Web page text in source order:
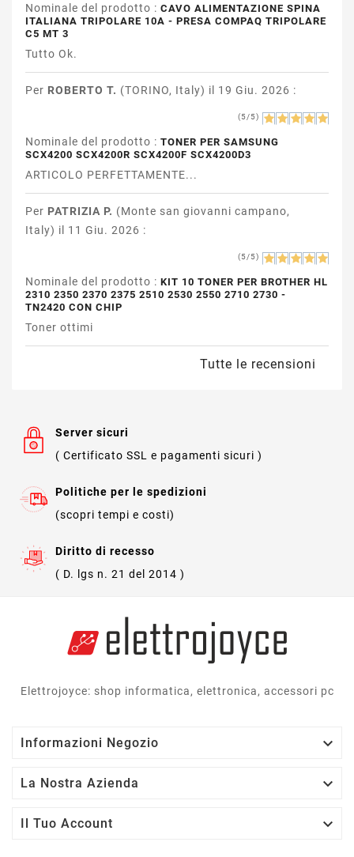
Nominale del prodotto : CAVO ALIMENTAZIONE SPINA
ITALIANA TRIPOLARE 10A - PRESA COMPAQ TRIPOLARE
C5 MT 3
Tutto Ok.
Per ROBERTO T. (TORINO, Italy) il 19 Giu. 2026 :
(5/5)
Nominale del prodotto : TONER PER SAMSUNG
SCX4200 SCX4200R SCX4200F SCX4200D3
ARTICOLO PERFETTAMENTE...
Per PATRIZIA P. (Monte san giovanni campano,
Italy) il 11 Giu. 2026 :
(5/5)
Nominale del prodotto : KIT 10 TONER PER BROTHER HL
2310 2350 2370 2375 2510 2530 2550 2710 2730 -
TN2420 CON CHIP
Toner ottimi
Tutte le recensioni
Server sicuri
( Certificato SSL e pagamenti sicuri )
Politiche per le spedizioni
(scopri tempi e costi)
Diritto di recesso
( D. lgs n. 21 del 2014 )
Elettrojoyce: shop informatica, elettronica, accessori pc
Informazioni Negozio 
La Nostra Azienda 
Il Tuo Account 